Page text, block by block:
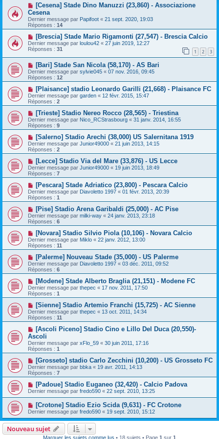
[Cesena] Stade Dino Manuzzi (23,860) - Associazione
Cesena
Dernier message par Papifoot « 21 sept. 2020, 19:03
Réponses : 14
[Brescia] Stade Mario Rigamonti (27,547) - Brescia Calcio
Dernier message par loulou42 « 27 juin 2019, 12:27
Réponses : 31 1 2 3
[Bari] Stade San Nicola (58,170) - AS Bari
Dernier message par sylvie045 « 07 nov. 2016, 09:45
Réponses : 12
[Plaisance] stadio Leonardo Garilli (21,668) - Plaisance FC
Dernier message par garden « 12 févr. 2015, 15:47
Réponses : 2
[Trieste] Stadio Nereo Rocco (28,565) - Triestina
Dernier message par Nico_RCStrasbourg « 31 janv. 2014, 16:55
Réponses : 9
[Salerno] Stadio Arechi (38,000) US Salernitana 1919
Dernier message par Junior49000 « 21 juin 2013, 14:15
Réponses : 2
[Lecce] Stadio Via del Mare (33,876) - US Lecce
Dernier message par Junior49000 « 19 juin 2013, 18:49
Réponses : 7
[Pescara] Stade Adriatico (23,800) - Pescara Calcio
Dernier message par Diavoletto 1997 « 01 févr. 2013, 20:39
Réponses : 1
[Pise] Stadio Arena Garibaldi (25,000) - AC Pise
Dernier message par milki-way « 24 janv. 2013, 23:18
Réponses : 6
[Novara] Stadio Silvio Piola (10,106) - Novara Calcio
Dernier message par Miklo « 22 janv. 2012, 13:00
Réponses : 11
[Palerme] Nouveau Stade (35,000) - US Palerme
Dernier message par Diavoletto 1997 « 03 déc. 2011, 09:52
Réponses : 6
[Modene] Stade Alberto Braglia (21,151) - Modene FC
Dernier message par thepec « 17 nov. 2011, 17:50
Réponses : 1
[Sienne] Stadio Artemio Franchi (15,725) - AC Sienne
Dernier message par thepec « 13 oct. 2011, 14:34
Réponses : 11
[Ascoli Piceno] Stadio Cino e Lillo Del Duca (20,550)-
Ascoli
Dernier message par xFlo_59 « 30 juin 2011, 17:16
Réponses : 1
[Grosseto] stadio Carlo Zecchini (10,200) - US Grosseto FC
Dernier message par bbka « 19 avr. 2011, 14:13
Réponses : 7
[Padoue] Stadio Euganeo (32,420) - Calcio Padova
Dernier message par fredo590 « 22 sept. 2010, 13:25
[Crotone] Stadio Ezio Scida (9,631) - FC Crotone
Dernier message par fredo590 « 19 sept. 2010, 15:12
Nouveau sujet
Marquer les sujets comme lus • 18 sujets • Page 1 sur 1